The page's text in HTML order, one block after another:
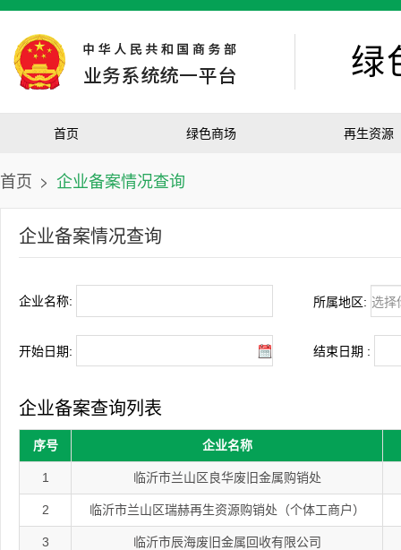
绿
首页 绿色商场 再生资源
首页 > 企业备案情况查询
企业备案情况查询
企业名称: 所属地区:
开始日期: 结束日期 :
企业备案查询列表
序号 企业名称
1 临沂市兰山区良华废旧金属购销处
2 临沂市兰山区瑞赫再生资源购销处（个体工商户）
3 临沂市辰海废旧金属回收有限公司